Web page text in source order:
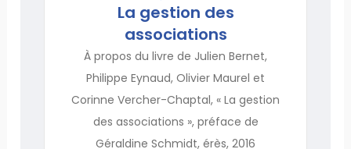
La gestion des
associations
À propos du livre de Julien Bernet,
Philippe Eynaud, Olivier Maurel et
Corinne Vercher-Chaptal, « La gestion
des associations », préface de
Géraldine Schmidt, érès, 2016